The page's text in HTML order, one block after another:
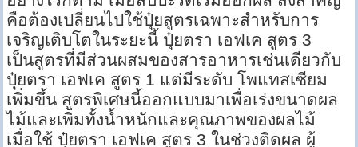
คือต้องเปลี่ยนไปใช้ปุ๋ยสูตรเฉพาะสำหรับการ
เจริญเติบโตในระยะนี้ ปุ๋ยตรา เอฟเค สูตร 3
เป็นสูตรที่มีส่วนผสมของสารอาหารเช่นเดียวกับ
ปุ๋ยตรา เอฟเค สูตร 1 แต่มีระดับ โพแทสเซียม
เพิ่มขึ้น สูตรพิเศษนี้ออกแบบมาเพื่อเร่งขนาดผล
ไม้และเพิ่มทั้งน้ำหนักและคุณภาพของผลไม้
เมื่อใช้ ปุ๋ยตรา เอฟเค สูตร 3 ในช่วงติดผล ผู้